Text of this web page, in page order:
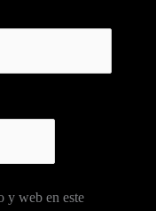
y web en este